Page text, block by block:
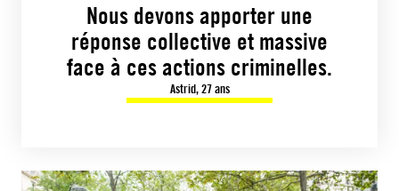
Nous devons apporter une
réponse collective et massive
face à ces actions criminelles.
Astrid, 27 ans